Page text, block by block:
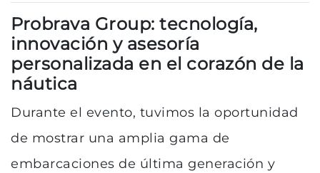
Probrava Group: tecnología,
innovación y asesoría
personalizada en el corazón de la
náutica
Durante el evento, tuvimos la oportunidad
de mostrar una amplia gama de
embarcaciones de última generación y